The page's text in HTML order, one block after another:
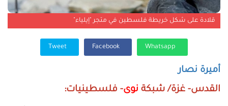
قلادة على شكل خريطة فلسطين في متجر "إيلياء"
أميرة نصار
القدس- غزة/ شبكة نوى- فلسطينيات: